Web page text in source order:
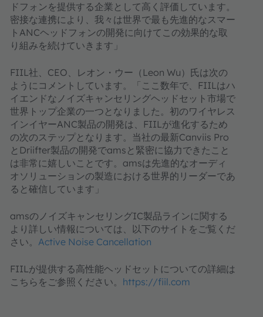
ドフォンを提供する企業として高く評価しています。
密接な連携により、我々は世界で最も先進的なスマー
トANCヘッドフォンの開発に向けてこの効果的な取
り組みを続けていきます」
FIIL社、CEO、レオン・ウー（Leon Wu）氏は次の
ようにコメントしています。「ここ数年で、FIILはハ
イエンドなノイズキャンセリングヘッドセット市場で
世界トップ企業の一つとなりました。初のワイヤレス
インイヤーANC製品の開発は、FIILが進化するため
の次のステップとなります。当社の最新Canviis Pro
とDriifter製品の開発でamsと緊密に協力できたこと
は非常に嬉しいことです。amsは先進的なオーディ
オソリューションの製造における世界的リーダーであ
ると確信しています」
amsのノイズキャンセリングIC製品ラインに関する
より詳しい情報については、以下のサイトをご覧くだ
さい。 Active Noise Cancellation
FIILが提供する高性能ヘッドセットについての詳細は
こちらをご参照ください。 https://fiil.com